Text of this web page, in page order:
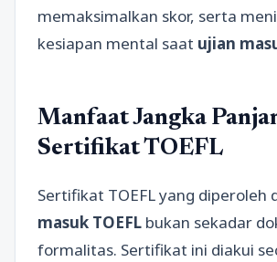
memaksimalkan skor, serta
kesiapan mental saat ujian
Manfaat Jangka
Sertifikat TOEFL
Sertifikat TOEFL yang diperoleh
masuk TOEFL bukan sekadar
formalitas. Sertifikat ini diakui